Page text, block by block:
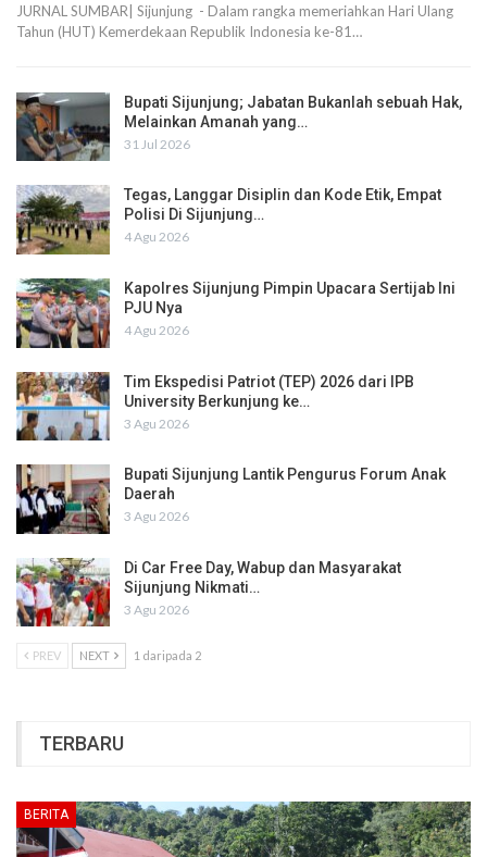
JURNAL SUMBAR| Sijunjung - Dalam rangka memeriahkan Hari Ulang
Tahun (HUT) Kemerdekaan Republik Indonesia ke-81…
Bupati Sijunjung; Jabatan Bukanlah sebuah Hak,
Melainkan Amanah yang…
31 Jul 2026
Tegas, Langgar Disiplin dan Kode Etik, Empat
Polisi Di Sijunjung…
4 Agu 2026
Kapolres Sijunjung Pimpin Upacara Sertijab Ini
PJU Nya
4 Agu 2026
Tim Ekspedisi Patriot (TEP) 2026 dari IPB
University Berkunjung ke…
3 Agu 2026
Bupati Sijunjung Lantik Pengurus Forum Anak
Daerah
3 Agu 2026
Di Car Free Day, Wabup dan Masyarakat
Sijunjung Nikmati…
3 Agu 2026
PREV NEXT 1 daripada 2
TERBARU
BERITA